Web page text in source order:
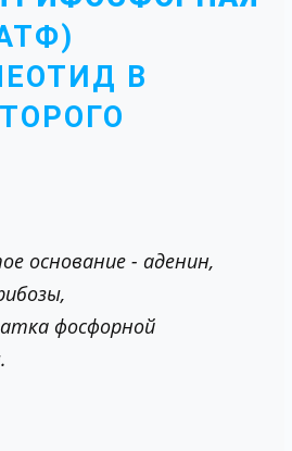
В
основание - аденин,
фосфорной